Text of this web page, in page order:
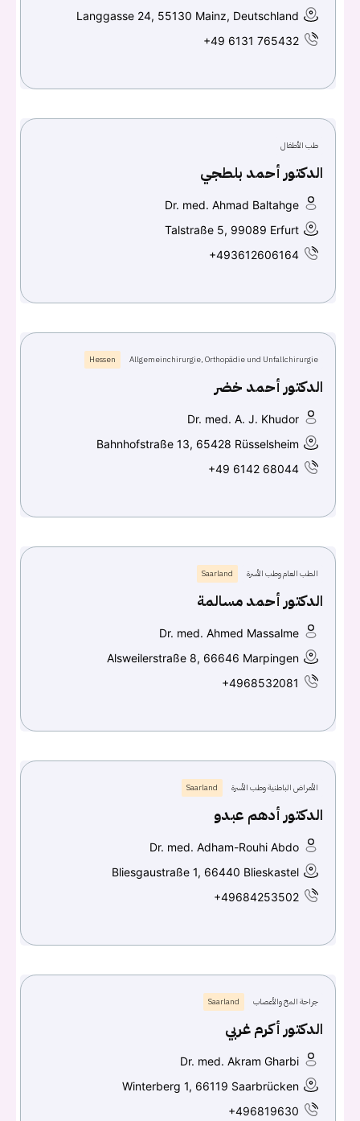
Don't have an account?
Langgasse 24, 55130 Mainz, Deutschland
+49 6131 765432
طب الأطفال
الدكتور أحمد بلطجي
Dr. med. Ahmad Baltahge
Talstraße 5, 99089 Erfurt
+493612606164
Allgemeinchirurgie, Orthopädie und Unfallchirurgie
Hessen
الدكتور أحمد خضر
Dr. med. A. J. Khudor
Bahnhofstraße 13, 65428 Rüsselsheim
+49 6142 68044
الطب العام وطب الأسرة Saarland
الدكتور أحمد مسالمة
Dr. med. Ahmed Massalme
Alsweilerstraße 8, 66646 Marpingen
+4968532081
الأمراض الباطنية وطب الأسرة Saarland
الدكتور أدهم عبدو
Dr. med. Adham-Rouhi Abdo
Bliesgaustraße 1, 66440 Blieskastel
+49684253502
جراحة المخ والأعصاب Saarland
الدكتور أكرم غربي
Dr. med. Akram Gharbi
Winterberg 1, 66119 Saarbrücken
+496819630